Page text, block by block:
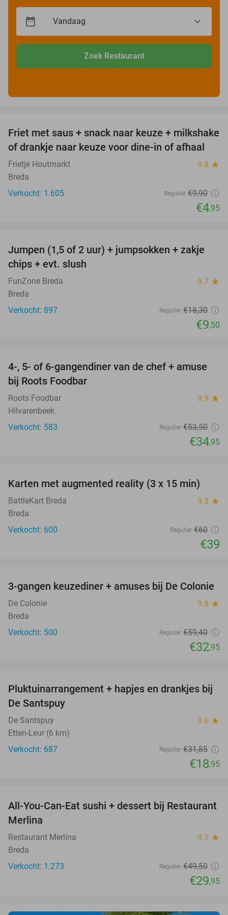
Zoek Restaurant
50%
Friet met saus + snack naar keuze + milkshake
of drankje naar keuze voor dine-in of afhaal
Frietje Houtmarkt 9.8 star
Breda
Verkocht: 1.605
Regulier €9,90
€4,95
48%
Jumpen (1,5 of 2 uur) + jumpsokken + zakje
chips + evt. slush
FunZone Breda 9.7 star
Breda
Verkocht: 897
Regulier €18,30
€9,50
35%
4-, 5- of 6-gangendiner van de chef + amuse
bij Roots Foodbar
Roots Foodbar 9.9 star
Hilvarenbeek
Verkocht: 583
Regulier €53,50
€34,95
35%
Karten met augmented reality (3 x 15 min)
BattleKart Breda 9.3 star
Breda
Verkocht: 600
Regulier €60
€39
45%
3-gangen keuzediner + amuses bij De Colonie
De Colonie 9.8 star
Breda
Verkocht: 500
Regulier €59,40
€32,95
41%
Pluktuinarrangement + hapjes en drankjes bij
De Santspuy
De Santspuy 9.6 star
Etten-Leur (6 km)
Verkocht: 687
Regulier €31,85
€18,95
39%
All-You-Can-Eat sushi + dessert bij Restaurant
Merlina
Restaurant Merlina 9.1 star
Breda
Verkocht: 1.273
Regulier €49,50
€29,95